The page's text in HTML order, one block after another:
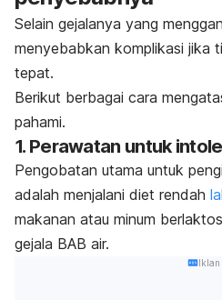
Selain gejalanya yang
menyebabkan komplikasi jika
tepat.
Berikut berbagai cara
pahami.
1. Perawatan untuk
Pengobatan utama untuk
adalah menjalani diet rendah
makanan atau minum
gejala BAB air.
Iklan